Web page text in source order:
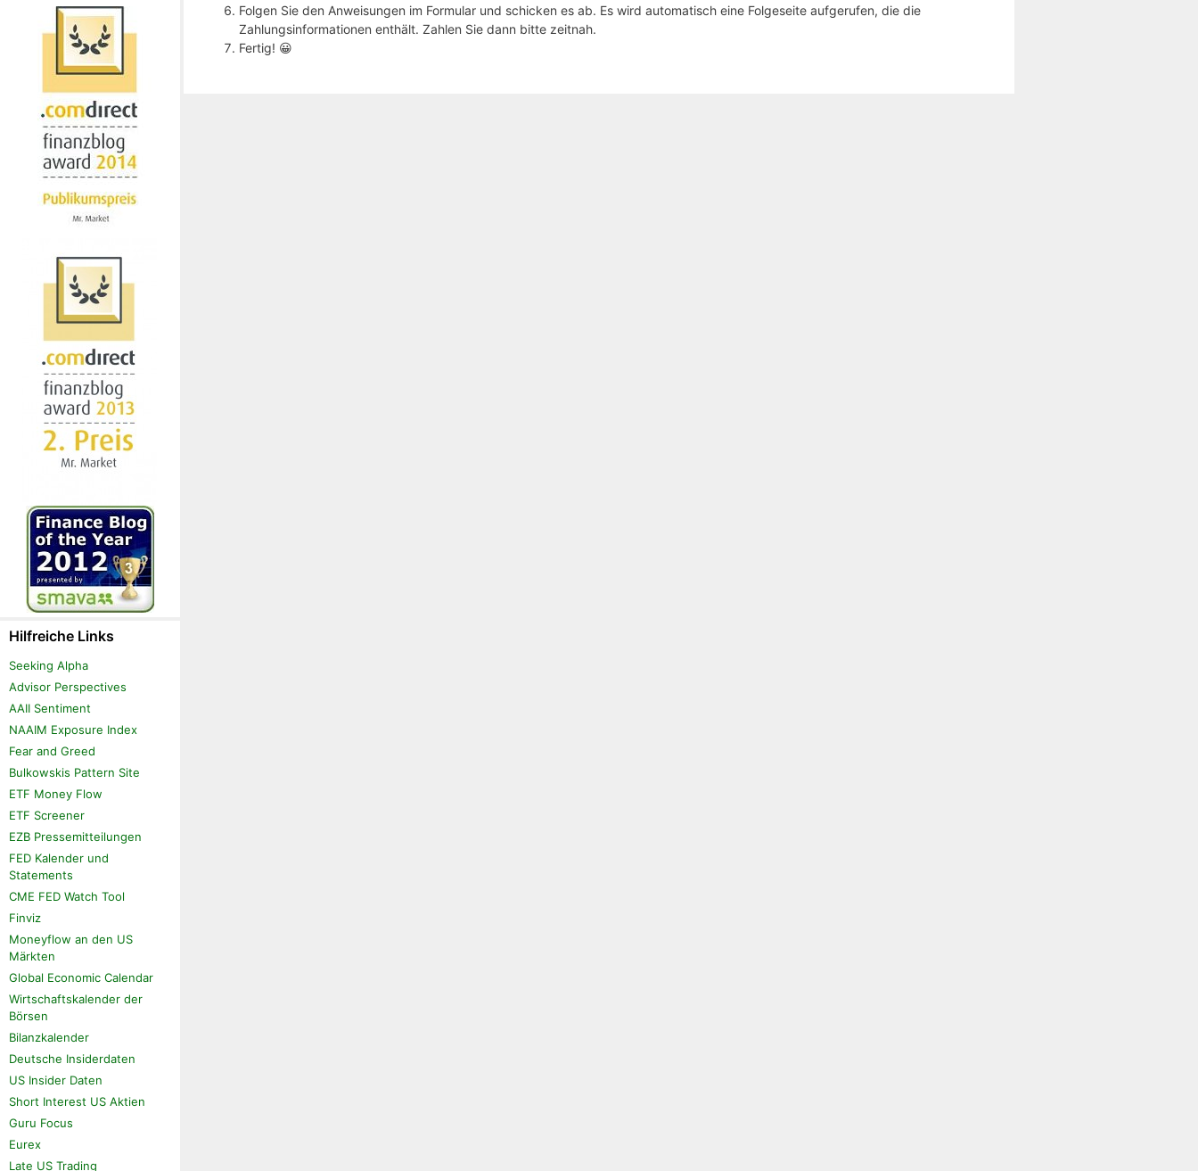
Folgen Sie den Anweisungen im Formular und schicken es ab. Es wird automatisch eine Folgeseite aufgerufen, die die
Zahlungsinformationen enthält. Zahlen Sie dann bitte zeitnah.
Fertig! 😀
Hilfreiche Links
Seeking Alpha
Advisor Perspectives
AAII Sentiment
NAAIM Exposure Index
Fear and Greed
Bulkowskis Pattern Site
ETF Money Flow
ETF Screener
EZB Pressemitteilungen
FED Kalender und
Statements
CME FED Watch Tool
Finviz
Moneyflow an den US
Märkten
Global Economic Calendar
Wirtschaftskalender der
Börsen
Bilanzkalender
Deutsche Insiderdaten
US Insider Daten
Short Interest US Aktien
Guru Focus
Eurex
Late US Trading